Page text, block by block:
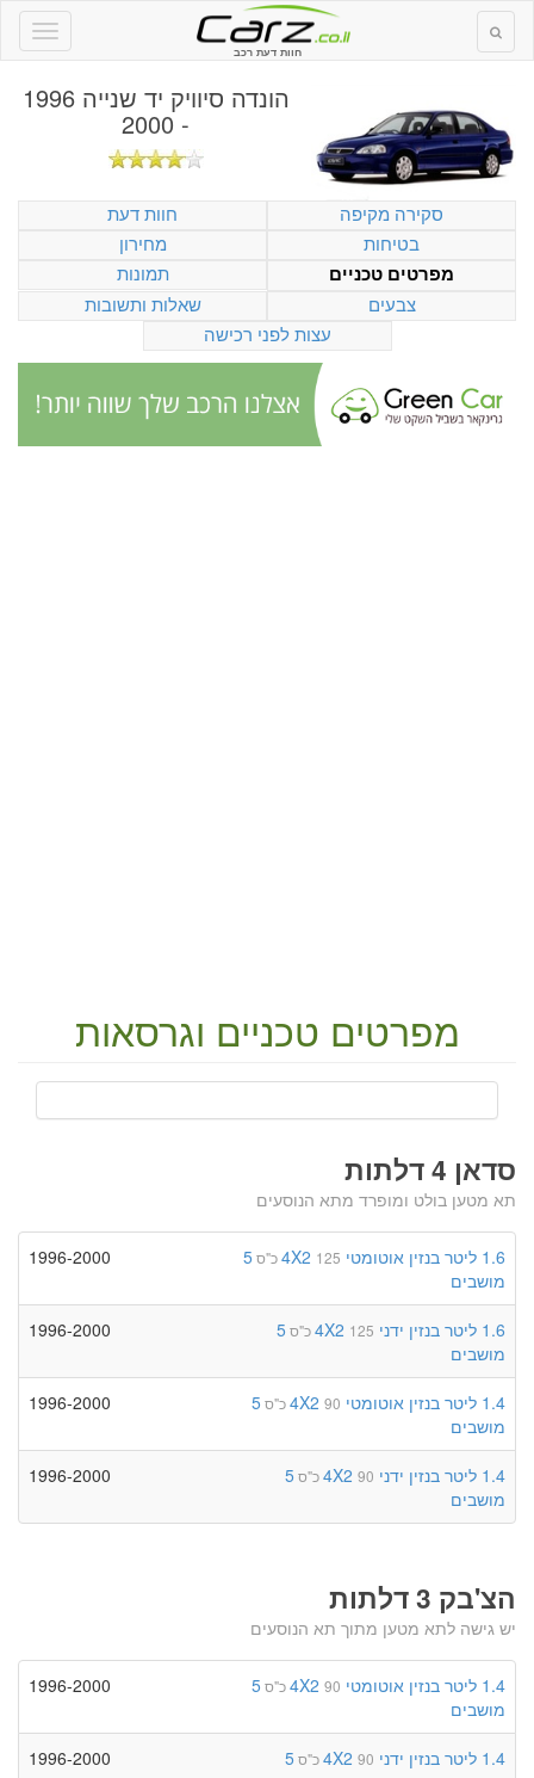
חוות דעת רכב
הונדה סיוויק יד שנייה 1996
- 2000
סקירה מקיפה
חוות דעת
בטיחות
מחירון
מפרטים טכניים
תמונות
צבעים
שאלות ותשובות
עצות לפני רכישה
מפרטים טכניים וגרסאות
סדאן 4 דלתות
תא מטען בולט ומופרד מתא הנוסעים
1.6 ליטר בנזין אוטומטי 4X2 125 כ"ס
5
מושבים
1996-2000
1.6 ליטר בנזין ידני 4X2 125 כ"ס
5
מושבים
1996-2000
1.4 ליטר בנזין אוטומטי 4X2 90 כ"ס
5
מושבים
1996-2000
1.4 ליטר בנזין ידני 4X2 90 כ"ס
5
מושבים
1996-2000
הצ'בק 3 דלתות
יש גישה לתא מטען מתוך תא הנוסעים
1.4 ליטר בנזין אוטומטי 4X2 90 כ"ס
5
מושבים
1996-2000
1.4 ליטר בנזין ידני 4X2 90 כ"ס
5
1996-2000